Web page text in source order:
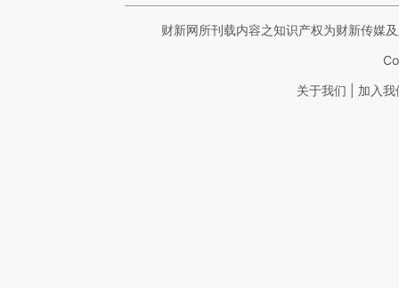
财新网所刊载内容之知识产权为财新传媒
关于我们 加入我